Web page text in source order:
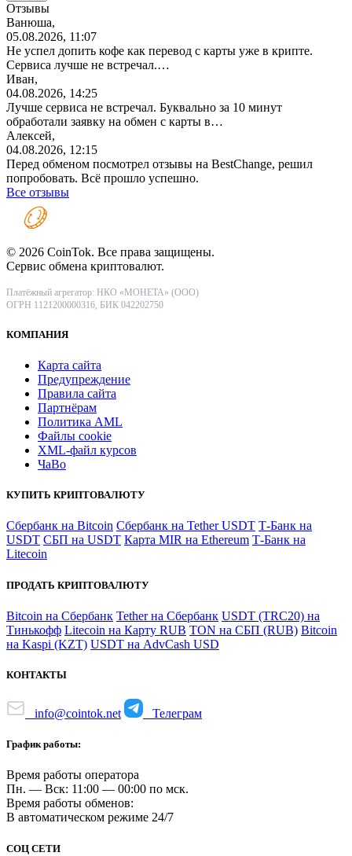
Отзывы
Ванюша,
05.08.2026, 11:07
Не успел допить кофе как перевод с карты уже в крипте.
Сервиса лучше не встречал.…
Иван,
04.08.2026, 14:25
Лучше сервиса не встречал. Буквально за 10 минут
обработали заявку на обмен с карты в…
Алексей,
04.08.2026, 12:15
Перед обменом посмотрел отзывы на BestChange, решил
попробовать. Всё прошло успешно.
Все отзывы
© 2026 CoinTok. Все права защищены.
Сервис обмена криптовалют.
Платёжный агрегатор: НКО «МОНЕТА» (ООО)
ОГРН 1121200000316, БИК 042202750
КОМПАНИЯ
Карта сайта
Предупреждение
Правила сайта
Партнёрам
Политика AML
Файлы coоkie
XML-файл курсов
ЧаВо
КУПИТЬ КРИПТОВАЛЮТУ
Сбербанк на Bitcoin Сбербанк на Tether USDT Т-Банк на
USDT СБП на USDT Карта MIR на Ethereum Т-Банк на
Litecoin
ПРОДАТЬ КРИПТОВАЛЮТУ
Bitcoin на Сбербанк Tether на Сбербанк USDT (TRC20) на
Тинькофф Litecoin на Карту RUB TON на СБП (RUB) Bitcoin
на Kaspi (KZT) USDT на AdvCash USD
КОНТАКТЫ
info@cointok.net Телеграм
График работы:
Время работы оператора
Пн. — Вск: 11:00 — 00:00 по мск.
Время работы обменов:
В автоматическом режиме 24/7
СОЦ СЕТИ